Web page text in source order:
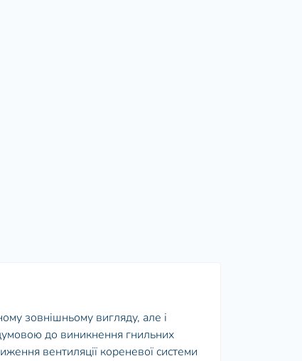
зовнішньому вигляду, але і
до виникнення гнильних
вентиляції кореневої системи